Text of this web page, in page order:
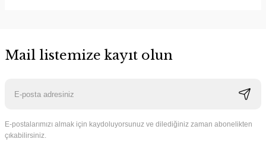
Mail listemize kayıt olun
E-postalarımızı almak için kaydoluyorsunuz ve dilediğiniz zaman abonelikten
çıkabilirsiniz.